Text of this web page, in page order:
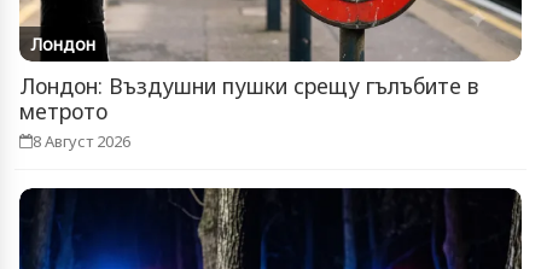
Лондон
Лондон: Въздушни пушки срещу гълъбите в
метрото
8 Август 2026